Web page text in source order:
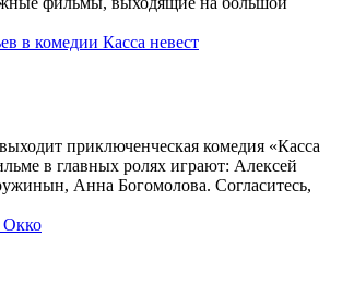
приключенческая комедия «Касса
в главных ролях играют: Алексей
Анна Богомолова. Согласитесь,